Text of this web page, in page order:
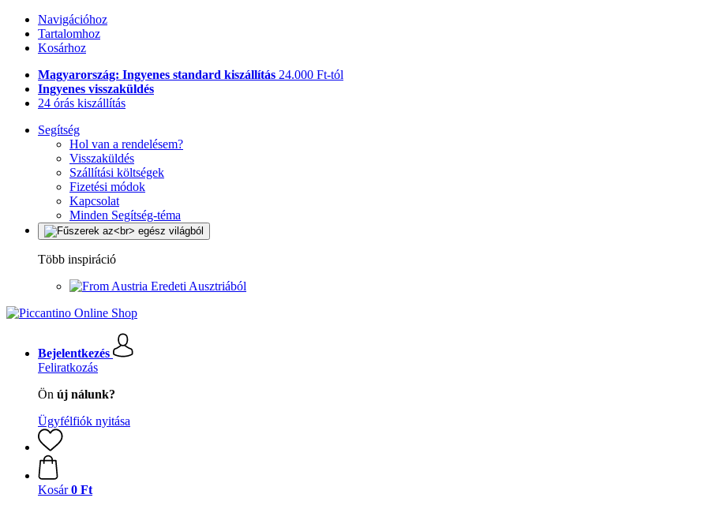
Navigációhoz
Tartalomhoz
Kosárhoz
Magyarország: Ingyenes standard kiszállítás 24.000 Ft-tól
Ingyenes visszaküldés
24 órás kiszállítás
Segítség
Hol van a rendelésem?
Visszaküldés
Szállítási költségek
Fizetési módok
Kapcsolat
Minden Segítség-téma
Több inspiráció
Eredeti Ausztriából
Bejelentkezés
Feliratkozás
Ön új nálunk?
Ügyfélfiók nyitása
Kosár 0 Ft